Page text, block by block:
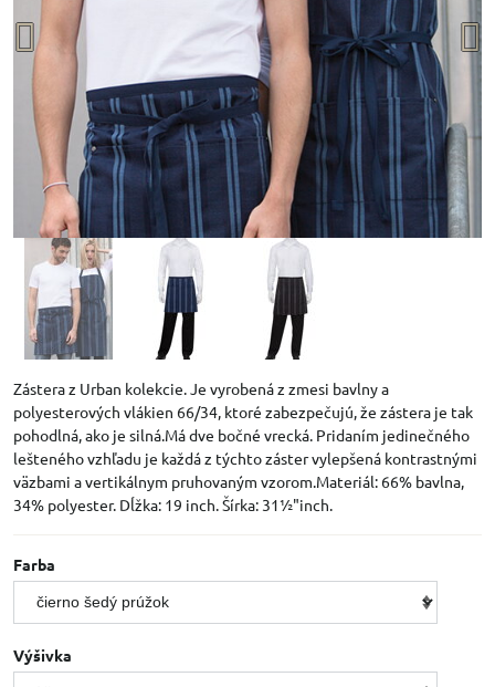
Zástera z Urban kolekcie. Je vyrobená z zmesi bavlny a
polyesterových vlákien 66/34, ktoré zabezpečujú, že zástera je tak
pohodlná, ako je silná.Má dve bočné vrecká. Pridaním jedinečného
lešteného vzhľadu je každá z týchto záster vylepšená kontrastnými
väzbami a vertikálnym pruhovaným vzorom.Materiál: 66% bavlna,
34% polyester. Dĺžka: 19 inch. Šírka: 31½"inch.
Farba
Výšivka